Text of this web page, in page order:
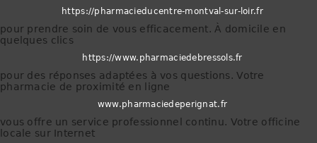
https://pharmacieducentre-montval-sur-loir.fr
pour prendre soin de vous efficacement. À domicile en
quelques clics
https://www.pharmaciedebressols.fr
pour des réponses adaptées à vos questions. Votre
pharmacie de proximité en ligne
www.pharmaciedeperignat.fr
vous offre un service professionnel continu. Votre officine
locale sur Internet